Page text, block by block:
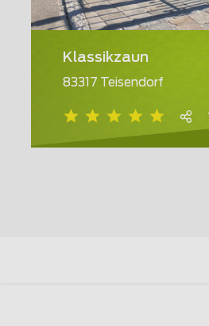
Klassikzaun
83317 Teisendorf